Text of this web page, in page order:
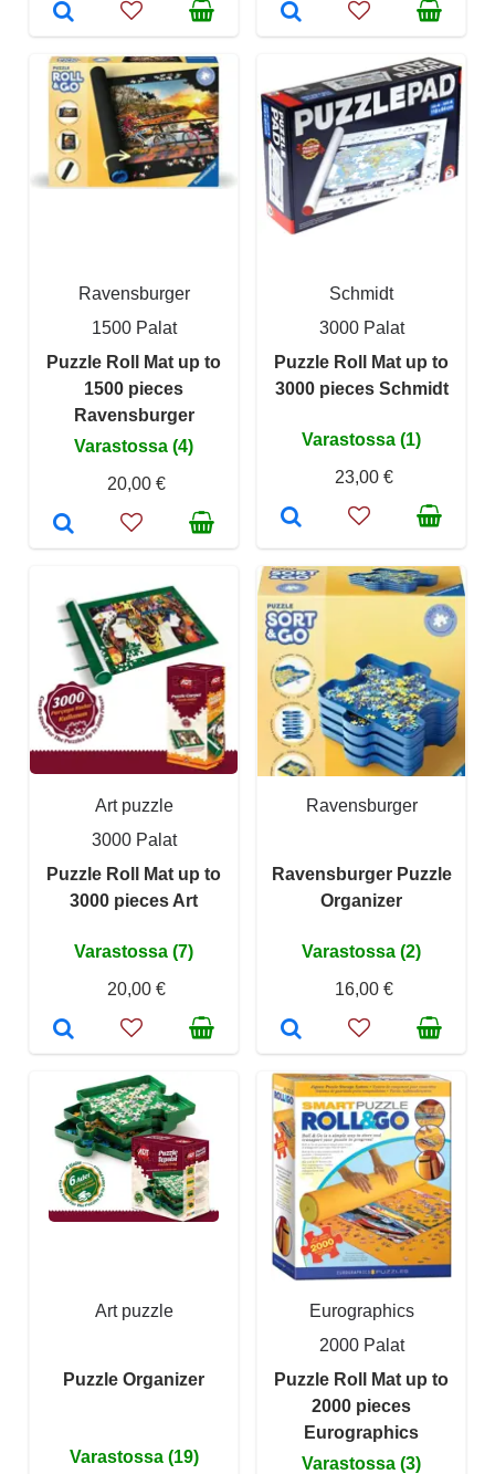
Ravensburger
1500 Palat
Puzzle Roll Mat up to
1500 pieces
Ravensburger
Varastossa (4)
20,00 €
Schmidt
3000 Palat
Puzzle Roll Mat up to
3000 pieces Schmidt
Varastossa (1)
23,00 €
Art puzzle
3000 Palat
Puzzle Roll Mat up to
3000 pieces Art
Varastossa (7)
20,00 €
Ravensburger
Ravensburger Puzzle
Organizer
Varastossa (2)
16,00 €
Art puzzle
Puzzle Organizer
Varastossa (19)
Eurographics
2000 Palat
Puzzle Roll Mat up to
2000 pieces
Eurographics
Varastossa (3)